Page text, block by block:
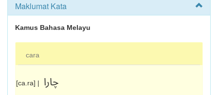
Maklumat Kata
Kamus Bahasa Melayu
cara
[ca.ra] | چارا